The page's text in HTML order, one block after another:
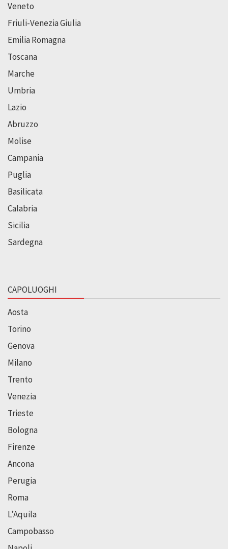
Veneto
Friuli-Venezia Giulia
Emilia Romagna
Toscana
Marche
Umbria
Lazio
Abruzzo
Molise
Campania
Puglia
Basilicata
Calabria
Sicilia
Sardegna
CAPOLUOGHI
Aosta
Torino
Genova
Milano
Trento
Venezia
Trieste
Bologna
Firenze
Ancona
Perugia
Roma
L’Aquila
Campobasso